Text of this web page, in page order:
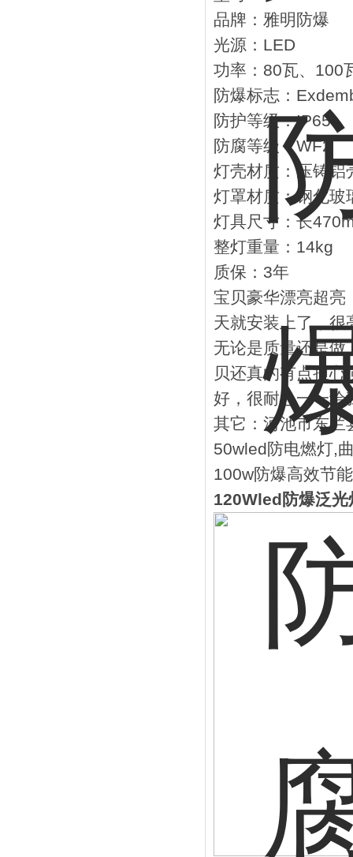
品牌：雅明防爆
光源：LED
功率：80瓦、100
防爆标志：
防护等级：IP65
防腐等级：WF2
灯壳材质：压铸铝
灯罩材质：钢化玻
灯具尺寸：长
整灯重量：14kg
质保：3年
宝贝豪华漂亮超亮
天就安装上了，很
无论是质量还是做
贝还真的有点担
好，很耐心一一给
其它：河池市东兰
50wled防电燃灯,
100w防爆高效节
120Wled防爆泛光